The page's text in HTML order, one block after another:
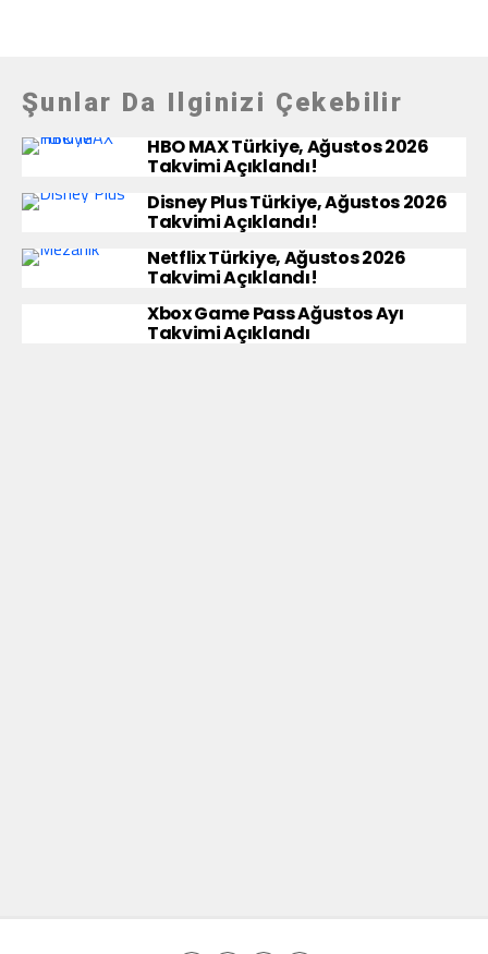
Şunlar Da Ilginizi Çekebilir
HBO MAX Türkiye, Ağustos 2026
Takvimi Açıklandı!
Disney Plus Türkiye, Ağustos 2026
Takvimi Açıklandı!
Netflix Türkiye, Ağustos 2026
Takvimi Açıklandı!
Xbox Game Pass Ağustos Ayı
Takvimi Açıklandı